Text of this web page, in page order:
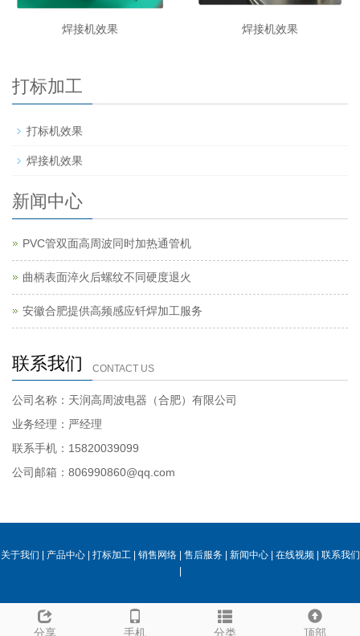
焊接机效果 焊接机效果
打标加工
打标机效果
焊接机效果
新闻中心
PVC管双面高周波同时加热通管机
曲柄表面淬火后螺纹不同硬度退火
安徽合肥提供高频感应钎焊加工服务
联系我们 CONTACT US
公司名称：天润高周波电器（合肥）有限公司
业务经理：严经理
联系手机：15820039099
公司邮箱：806990860@qq.com
关于我们 产品中心| 打标加工| 销售网络| 售后服务| 新闻中心| 在线视频| 联系我们
分享 手机 分类 顶部